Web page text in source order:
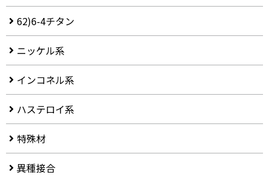
62)6-4チタン
ニッケル系
インコネル系
ハステロイ系
特殊材
異種接合